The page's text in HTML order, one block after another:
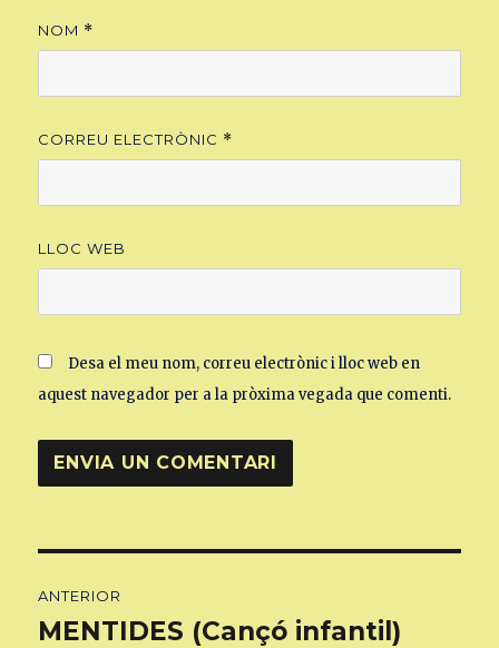
NOM *
CORREU ELECTRÒNIC *
LLOC WEB
Desa el meu nom, correu electrònic i lloc web en
aquest navegador per a la pròxima vegada que comenti.
d'entrades
ANTERIOR
Entrada
MENTIDES (Cançó infantil)